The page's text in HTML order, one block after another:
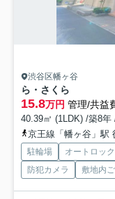
渋谷区幡ヶ谷
ら・さくら
15.8万円 管理/共益
40.39㎡ (1LDK) /築8年
京王線「幡ヶ谷」駅
駐輪場 オートロック
防犯カメラ
敷地内